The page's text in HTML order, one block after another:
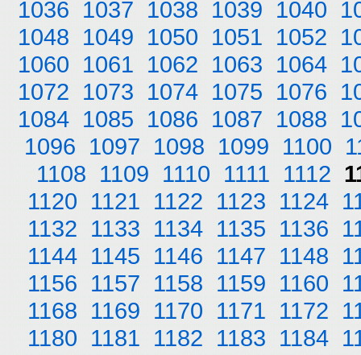
1036 1037 1038 1039 1040
1048 1049 1050 1051 1052
1060 1061 1062 1063 1064
1072 1073 1074 1075 1076
1084 1085 1086 1087 1088
1096 1097 1098 1099 1100
1108 1109 1110 1111 1112
1120 1121 1122 1123 1124
1132 1133 1134 1135 1136
1144 1145 1146 1147 1148
1156 1157 1158 1159 1160
1168 1169 1170 1171 1172
1180 1181 1182 1183 1184